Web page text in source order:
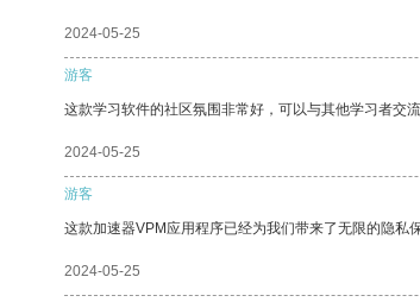
2024-05-25
游客
这款学习软件的社区氛围非常好，可以与其他学习者交流
2024-05-25
游客
这款加速器VPM应用程序已经为我们带来了无限的隐私
2024-05-25